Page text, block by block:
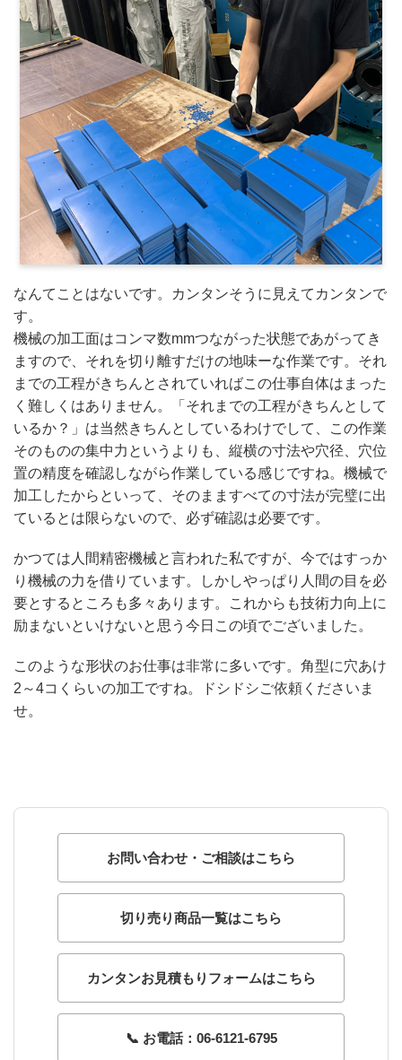
なんてことはないです。カンタンそうに見えてカンタンで
す。
機械の加工面はコンマ数mmつながった状態であがってき
ますので、それを切り離すだけの地味ーな作業です。それ
までの工程がきちんとされていればこの仕事自体はまった
く難しくはありません。「それまでの工程がきちんとして
いるか？」は当然きちんとしているわけでして、この作業
そのものの集中力というよりも、縦横の寸法や穴径、穴位
置の精度を確認しながら作業している感じですね。機械で
加工したからといって、そのまますべての寸法が完璧に出
ているとは限らないので、必ず確認は必要です。
かつては人間精密機械と言われた私ですが、今ではすっか
り機械の力を借りています。しかしやっぱり人間の目を必
要とするところも多々あります。これからも技術力向上に
励まないといけないと思う今日この頃でございました。
このような形状のお仕事は非常に多いです。角型に穴あけ
2～4コくらいの加工ですね。ドシドシご依頼くださいま
せ。
お問い合わせ・ご相談はこちら
切り売り商品一覧はこちら
カンタンお見積もりフォームはこちら
📞 お電話：06-6121-6795